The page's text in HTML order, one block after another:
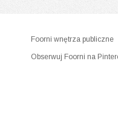
Foorni wnętrza publiczne
Obserwuj Foorni na